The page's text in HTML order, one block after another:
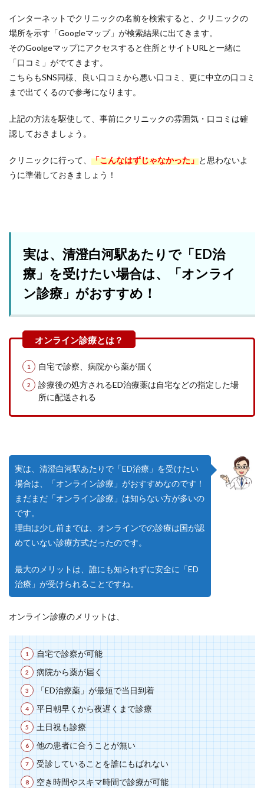
インターネットでクリニックの名前を検索すると、クリニックの
場所を示す「Googleマップ」が検索結果に出てきます。
そのGoolgeマップにアクセスすると住所とサイトURLと一緒に
「口コミ」がでてきます。
こちらもSNS同様、良い口コミから悪い口コミ、更に中立の口コミ
まで出てくるので参考になります。
上記の方法を駆使して、事前にクリニックの雰囲気・口コミは確
認しておきましょう。
クリニックに行って、 「こんなはずじゃなかった」と思わないよ
うに準備しておきましょう！
実は、清澄白河駅あたりで「ED治
療」を受けたい場合は、「オンライ
ン診療」がおすすめ！
自宅で診察、病院から薬が届く
診療後の処方されるED治療薬は自宅などの指定した場
所に配送される
実は、清澄白河駅あたりで「ED治療」を受けたい
場合は、「オンライン診療」がおすすめなのです！
まだまだ「オンライン診療」は知らない方が多いの
です。
理由は少し前までは、オンラインでの診療は国が認
めていない診療方式だったのです。
最大のメリットは、誰にも知られずに安全に「ED
治療」が受けられることですね。
オンライン診療のメリットは、
自宅で診察が可能
病院から薬が届く
「ED治療薬」が最短で当日到着
平日朝早くから夜遅くまで診療
土日祝も診療
他の患者に合うことが無い
受診していることを誰にもばれない
空き時間やスキマ時間で診療が可能